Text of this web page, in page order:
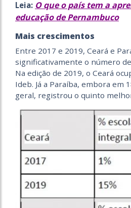
Leia: O que o país tem a
educação de Pernambuco
Mais crescimentos
Entre 2017 e 2019, Ceará e
significativamente o número
Na edição de 2019, o Ceará
Ideb. Já a Paraíba, embora em
geral, registrou o quinto